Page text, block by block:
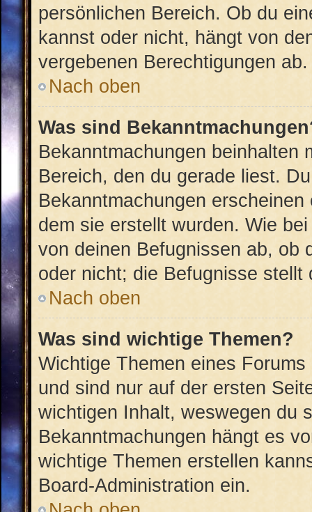
persönlichen Bereich. Ob du
kannst oder nicht, hängt von
vergebenen Berechtigungen ab.
Nach oben
Was sind
Bekanntmachungen beinhalten
Bereich, den du gerade liest.
Bekanntmachungen
dem sie erstellt wurden. Wie
von deinen Befugnissen ab, ob
oder nicht; die Befugnisse stellt
Nach oben
Was sind wichtige Themen?
Wichtige Themen eines
und sind nur auf der ersten
wichtigen Inhalt, weswegen du
Bekanntmachungen hängt es
wichtige Themen erstellen
Board-Administration ein.